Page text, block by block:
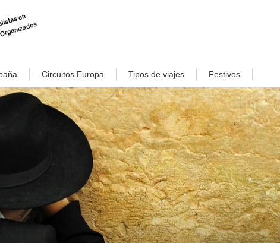
Circuitos Europa Tipos de viajes Festivos